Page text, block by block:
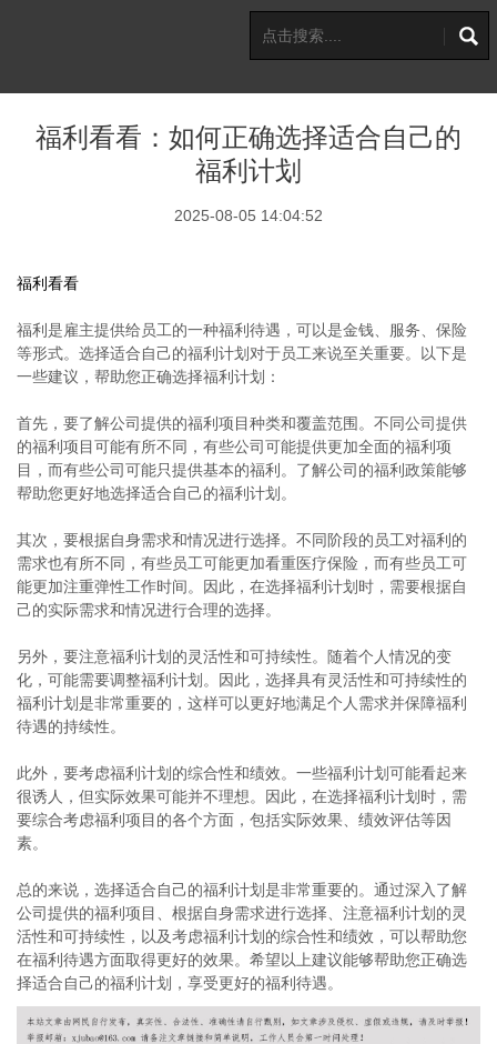
福利看看：如何正确选择适合自己的
福利计划
2025-08-05 14:04:52
福利看看
福利是雇主提供给员工的一种福利待遇，可以是金钱、服务、保险
等形式。选择适合自己的福利计划对于员工来说至关重要。以下是
一些建议，帮助您正确选择福利计划：
首先，要了解公司提供的福利项目种类和覆盖范围。不同公司提供
的福利项目可能有所不同，有些公司可能提供更加全面的福利项
目，而有些公司可能只提供基本的福利。了解公司的福利政策能够
帮助您更好地选择适合自己的福利计划。
其次，要根据自身需求和情况进行选择。不同阶段的员工对福利的
需求也有所不同，有些员工可能更加看重医疗保险，而有些员工可
能更加注重弹性工作时间。因此，在选择福利计划时，需要根据自
己的实际需求和情况进行合理的选择。
另外，要注意福利计划的灵活性和可持续性。随着个人情况的变
化，可能需要调整福利计划。因此，选择具有灵活性和可持续性的
福利计划是非常重要的，这样可以更好地满足个人需求并保障福利
待遇的持续性。
此外，要考虑福利计划的综合性和绩效。一些福利计划可能看起来
很诱人，但实际效果可能并不理想。因此，在选择福利计划时，需
要综合考虑福利项目的各个方面，包括实际效果、绩效评估等因
素。
总的来说，选择适合自己的福利计划是非常重要的。通过深入了解
公司提供的福利项目、根据自身需求进行选择、注意福利计划的灵
活性和可持续性，以及考虑福利计划的综合性和绩效，可以帮助您
在福利待遇方面取得更好的效果。希望以上建议能够帮助您正确选
择适合自己的福利计划，享受更好的福利待遇。